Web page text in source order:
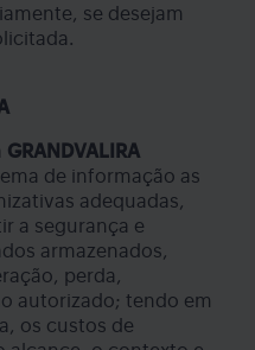
se desejam
GRANDVALIRA
de informação as
adequadas,
a segurança e
armazenados,
perda,
autorizado; tendo em
os custos de